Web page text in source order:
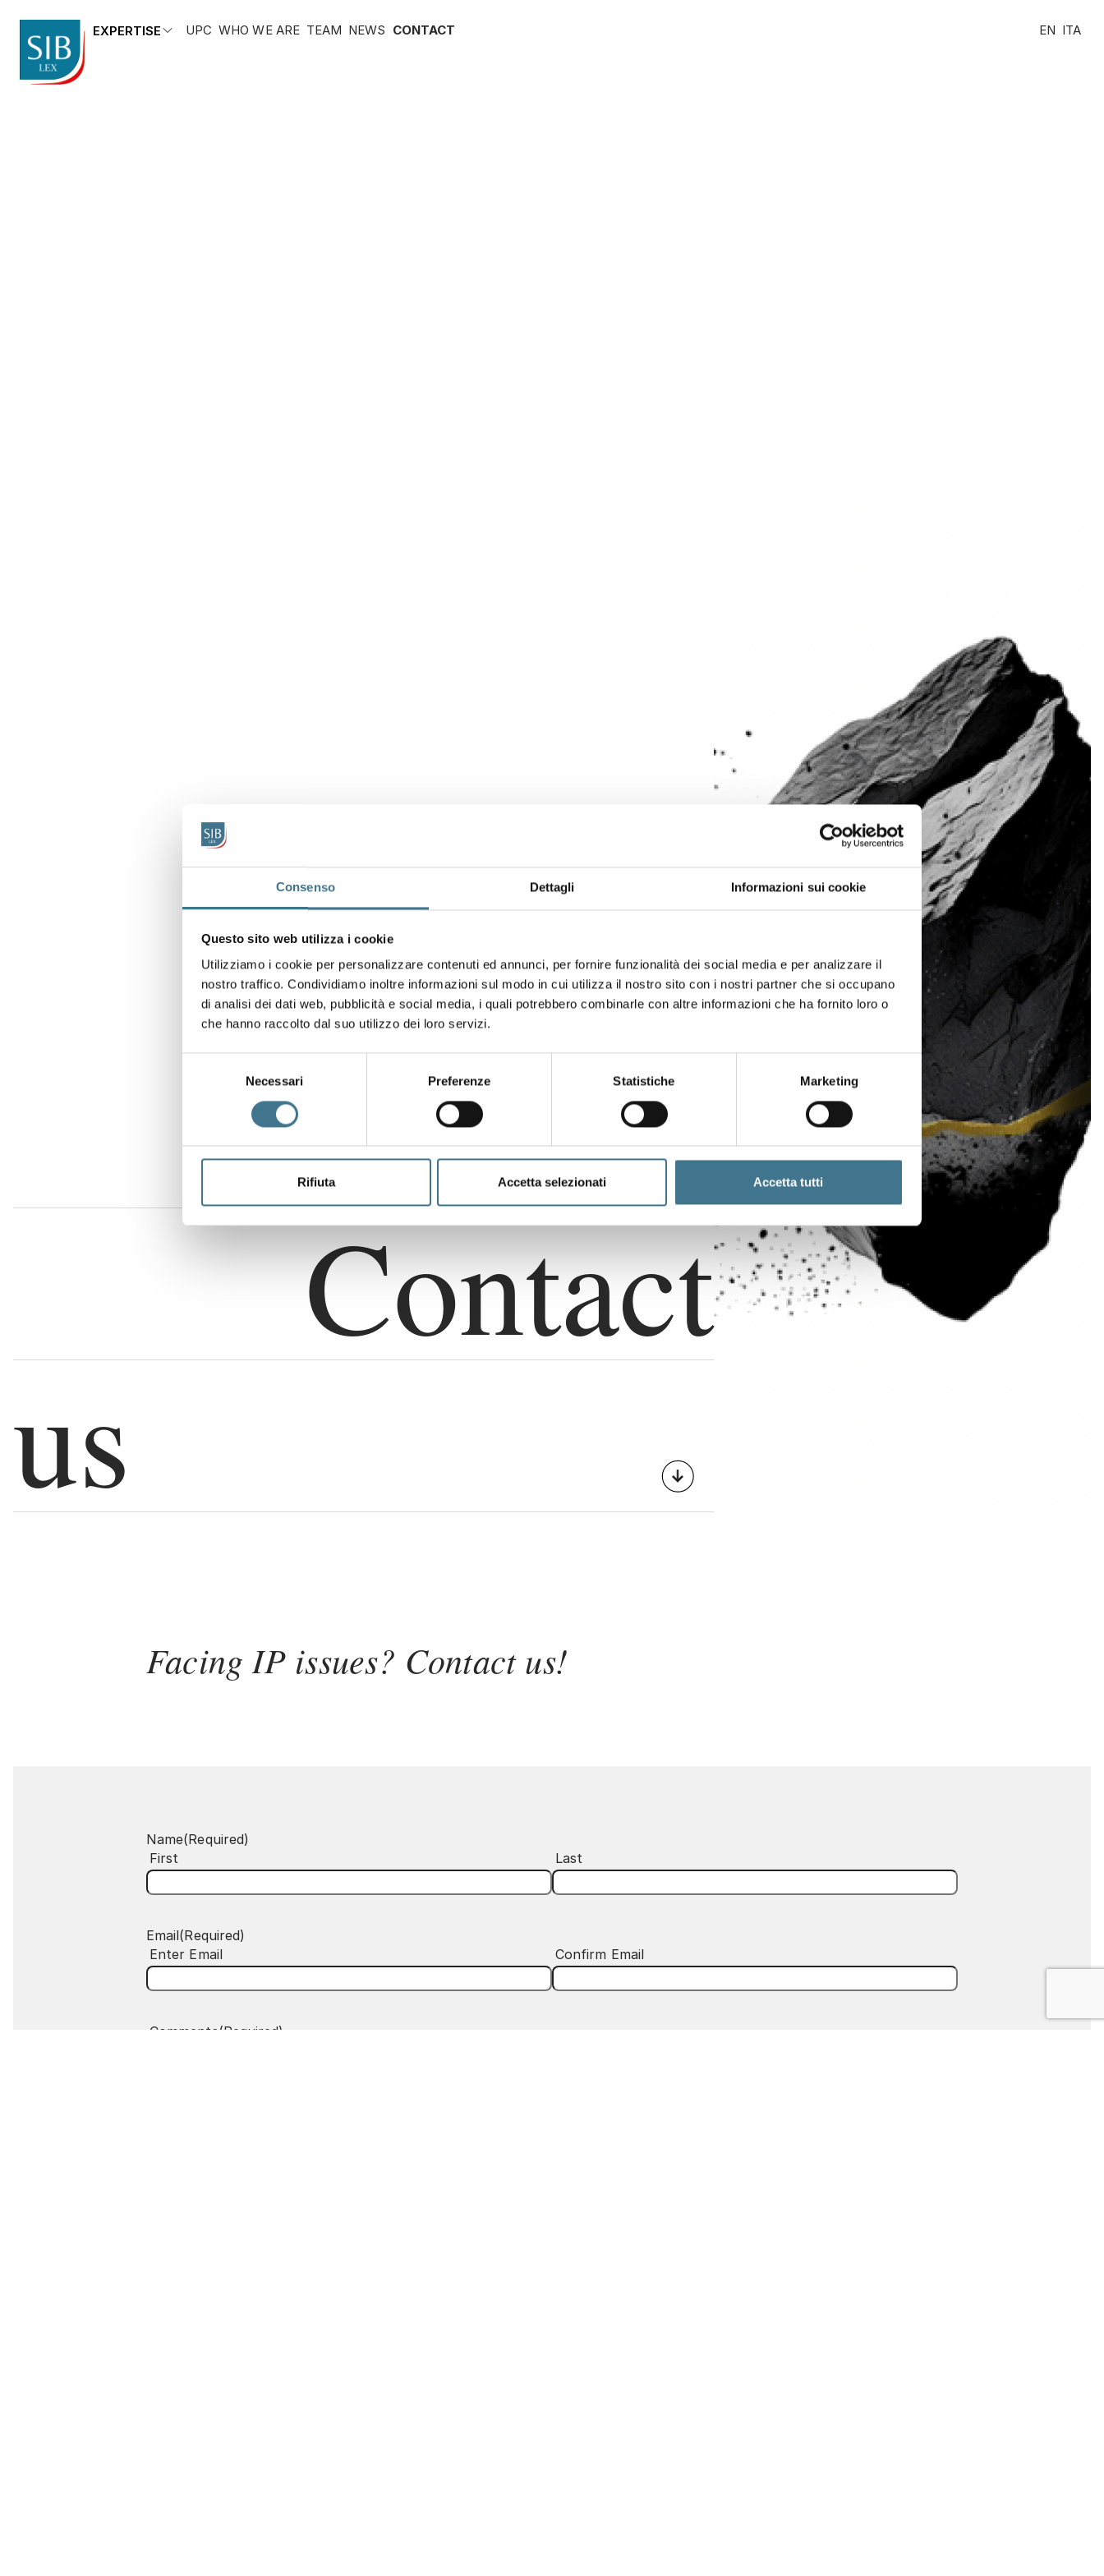
Consenso Dettagli Informazioni sui cookie
Questo sito web utilizza i cookie
Utilizziamo i cookie per personalizzare contenuti ed annunci, per fornire funzionalità dei social media e per analizzare il
nostro traffico. Condividiamo inoltre informazioni sul modo in cui utilizza il nostro sito con i nostri partner che si occupano
di analisi dei dati web, pubblicità e social media, i quali potrebbero combinarle con altre informazioni che ha fornito loro o
che hanno raccolto dal suo utilizzo dei loro servizi.
Necessari Preferenze Statistiche Marketing
Rifiuta Accetta selezionati Accetta tutti
EXPERTISE UPC WHO WE ARE TEAM NEWS CONTACT EN ITA
Contact
us
Facing IP issues? Contact us!
Name(Required)
First
Last
Email(Required)
Enter Email
Confirm Email
Comments (Required)